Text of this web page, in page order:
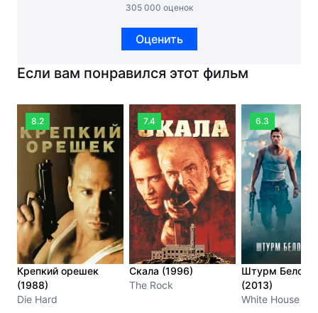
305 000 оценок
Оценить
Если вам понравился этот фильм
8.2
Крепкий орешек
(1988)
Die Hard
7.4
Скала (1996)
The Rock
6.3
Штурм Белого
(2013)
White House